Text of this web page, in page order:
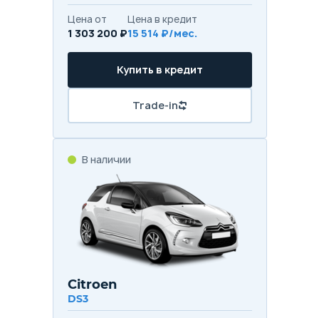
Цена от
1 303 200 ₽
Цена в кредит
15 514 ₽/мес.
Купить в кредит
Trade-in
В наличии
Citroen
DS3